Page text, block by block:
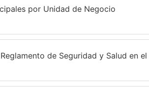
por Unidad de Negocio
Reglamento de Seguridad y Salud en